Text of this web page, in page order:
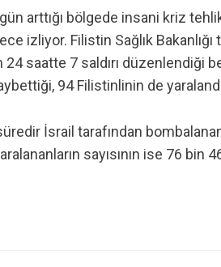
arttığı bölgede insani kriz
izliyor. Filistin Sağlık Bakanlığı
saatte 7 saldırı düzenlendiği
94 Filistinlinin de
süredir İsrail tarafından
sayısının ise 76 bin